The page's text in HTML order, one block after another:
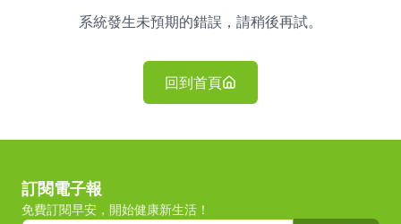
系統發生未預期的錯誤，請稍後再試。
回到首頁
訂閱電子報
免費訂閱早安，開始健康新生活！